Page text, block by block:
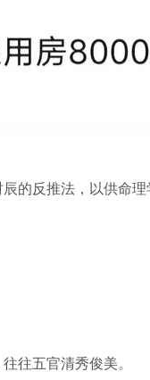
的反推法，以供命理
往五官清秀俊美。